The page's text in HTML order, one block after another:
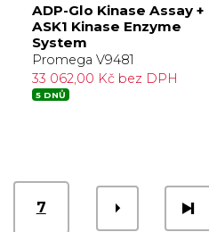
ADP-Glo Kinase Assay +
ASK1 Kinase Enzyme
System
Promega V9481
33 062,00 Kč bez DPH
5 DNŮ
7